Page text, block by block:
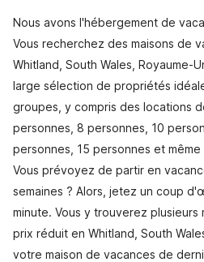
Nous avons l'hébergement de
Vous recherchez des maisons de
Whitland, South Wales, Royaume-
large sélection de propriétés
groupes, y compris des locations
personnes, 8 personnes, 10
personnes, 15 personnes et
Vous prévoyez de partir en
semaines ? Alors, jetez un coup
minute. Vous y trouverez plusieurs
prix réduit en Whitland, South
votre maison de vacances de